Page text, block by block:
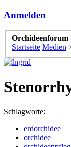
Anmelden
Orchideenforum
Startseite Medien
Schlagworte:
erdorchidee
orchidee